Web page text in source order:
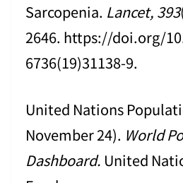
Sarcopenia. Lancet, 393
2646. https://doi.org/
6736(19)31138-9.
United Nations
November 24). World
Dashboard. United